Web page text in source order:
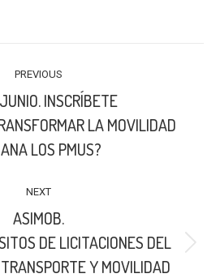
PREVIOUS
Previous
INSCRÍBETE
LA MOVILIDAD
LOS PMUS?
NEXT
Next
post:
ASIMOB.
DE LICITACIONES DEL
Y MOVILIDAD